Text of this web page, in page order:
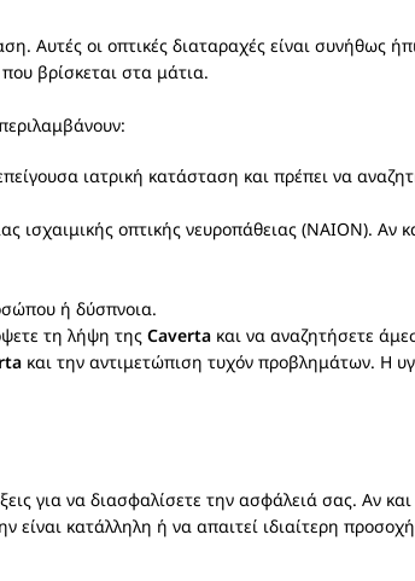
οι οπτικές διαταραχές είναι συνήθως
βρίσκεται στα μάτια.
ιατρική κατάσταση και πρέπει να
οπτικής νευροπάθειας (NAION). Αν
ή δύσπνοια.
τη λήψη της Caverta και να αναζητήσετε
και την αντιμετώπιση τυχόν προβλημάτων. Η
για να διασφαλίσετε την ασφάλειά σας. Αν
κατάλληλη ή να απαιτεί ιδιαίτερη